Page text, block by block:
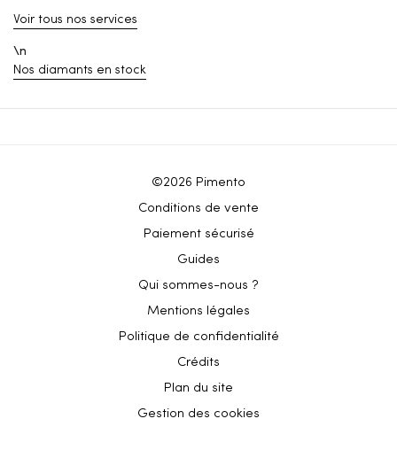
Voir tous nos services
\n
Nos diamants en stock
©2026 Pimento
Conditions de vente
Paiement sécurisé
Guides
Qui sommes-nous ?
Mentions légales
Politique de confidentialité
Crédits
Plan du site
Gestion des cookies